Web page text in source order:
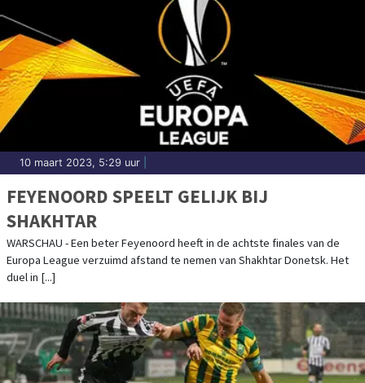
10 maart 2023, 5:29 uur
FEYENOORD SPEELT GELIJK BIJ
SHAKHTAR
WARSCHAU - Een beter Feyenoord heeft in de achtste finales van de
Europa League verzuimd afstand te nemen van Shakhtar Donetsk. Het
duel in [...]